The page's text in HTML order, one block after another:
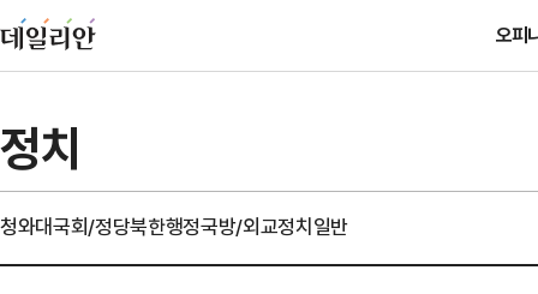
오피
정치
청와대국회/정당북한행정국방/외교정치일반